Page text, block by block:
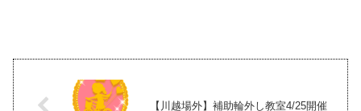
ジャパントラックカッ...
【川越場外】補助輪外し教室4/25開催